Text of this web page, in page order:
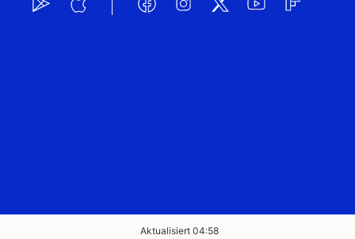
Aktualisiert 04:58